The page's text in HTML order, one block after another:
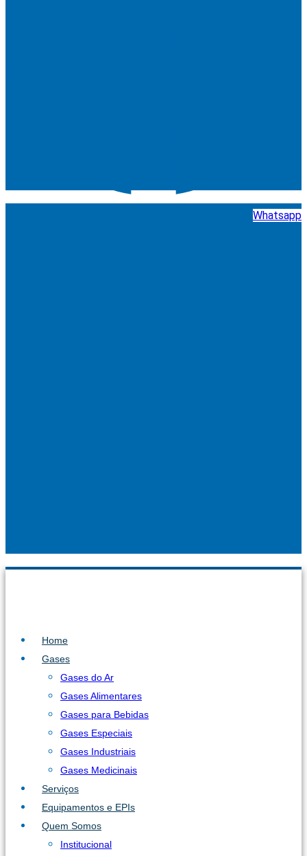
Whatsapp
Home
Gases
Gases do Ar
Gases Alimentares
Gases para Bebidas
Gases Especiais
Gases Industriais
Gases Medicinais
Serviços
Equipamentos e EPIs
Quem Somos
Institucional